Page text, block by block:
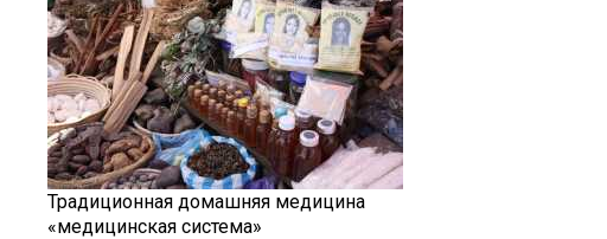
Традиционная домашняя медицина
«медицинская система»